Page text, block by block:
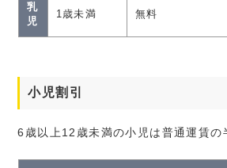
乳
児
1歳未満 無料
小児割引
6歳以上12歳未満の小児は普通運賃の